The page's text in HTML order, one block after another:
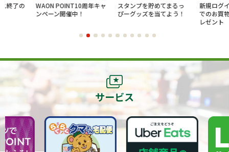
WAON POINT10周年キャ
ンペーン開催中！
スタンプを貯めてまるっ
ぴーグッズを当てよう！
新規ログイン＆
でのお買物でポ
レゼント
サービス